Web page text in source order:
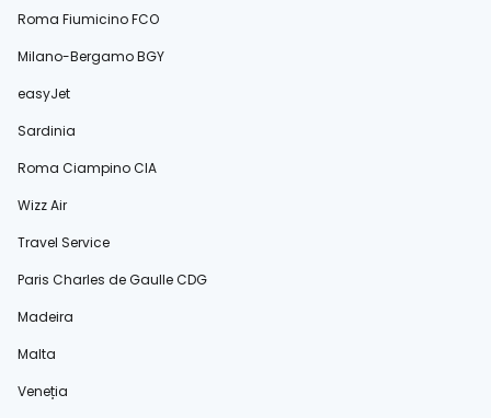
Roma Fiumicino FCO
Milano-Bergamo BGY
easyJet
Sardinia
Roma Ciampino CIA
Wizz Air
Travel Service
Paris Charles de Gaulle CDG
Madeira
Malta
Veneția